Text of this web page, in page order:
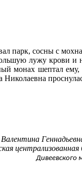
парк, сосны с
лужу крови и
монах шептал
Николаевна
централизованная
Дивеевского